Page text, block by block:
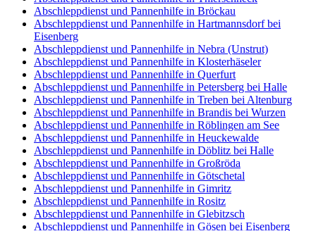
Abschleppdienst und Pannenhilfe in Bröckau
Abschleppdienst und Pannenhilfe in Hartmannsdorf bei
Eisenberg
Abschleppdienst und Pannenhilfe in Nebra (Unstrut)
Abschleppdienst und Pannenhilfe in Klosterhäseler
Abschleppdienst und Pannenhilfe in Querfurt
Abschleppdienst und Pannenhilfe in Petersberg bei Halle
Abschleppdienst und Pannenhilfe in Treben bei Altenburg
Abschleppdienst und Pannenhilfe in Brandis bei Wurzen
Abschleppdienst und Pannenhilfe in Röblingen am See
Abschleppdienst und Pannenhilfe in Heuckewalde
Abschleppdienst und Pannenhilfe in Döblitz bei Halle
Abschleppdienst und Pannenhilfe in Großröda
Abschleppdienst und Pannenhilfe in Götschetal
Abschleppdienst und Pannenhilfe in Gimritz
Abschleppdienst und Pannenhilfe in Rositz
Abschleppdienst und Pannenhilfe in Glebitzsch
Abschleppdienst und Pannenhilfe in Gösen bei Eisenberg